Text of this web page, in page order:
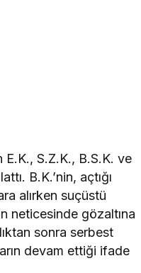
E.K., S.Z.K., B.S.K. ve
B.K.’nin, açtığı
alırken suçüstü
neticesinde gözaltına
sonra serbest
devam ettiği ifade